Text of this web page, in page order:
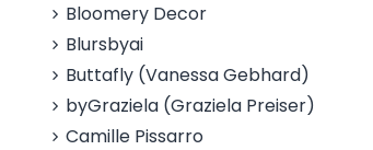
Bloomery Decor
Blursbyai
Buttafly (Vanessa Gebhard)
byGraziela (Graziela Preiser)
Camille Pissarro